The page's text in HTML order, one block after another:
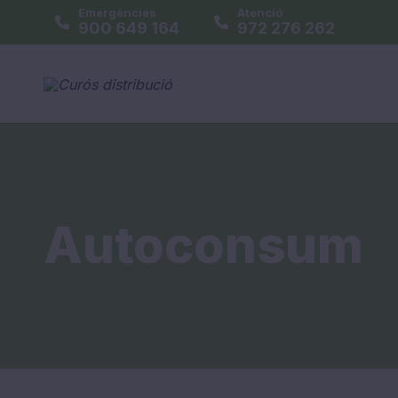
Emergències
900 649 164
Atenció
972 276 262